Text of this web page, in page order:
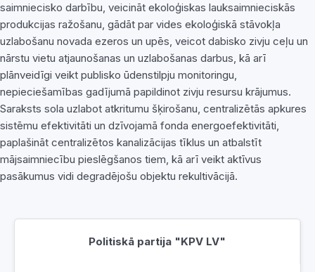
saimniecisko darbību, veicināt ekoloģiskas lauksaimnieciskās
produkcijas ražošanu, gādāt par vides ekoloģiskā stāvokļa
uzlabošanu novada ezeros un upēs, veicot dabisko zivju ceļu un
nārstu vietu atjaunošanas un uzlabošanas darbus, kā arī
plānveidīgi veikt publisko ūdenstilpju monitoringu,
nepieciešamības gadījumā papildinot zivju resursu krājumus.
Saraksts sola uzlabot atkritumu šķirošanu, centralizētās apkures
sistēmu efektivitāti un dzīvojamā fonda energoefektivitāti,
paplašināt centralizētos kanalizācijas tīklus un atbalstīt
mājsaimniecību pieslēgšanos tiem, kā arī veikt aktīvus
pasākumus vidi degradējošu objektu rekultivācijā.
Politiskā partija "KPV LV"